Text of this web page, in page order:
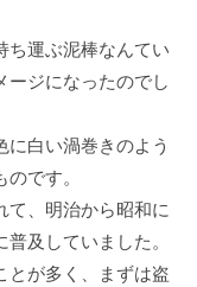
ち運ぶ泥棒なんてい
ージになったのでし
白い渦巻きのよう
です。
て、明治から昭和に
及していました。
とが多く、まずは盗